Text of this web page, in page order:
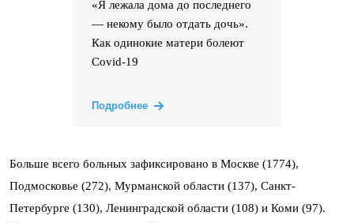
«Я лежала дома до последнего
— некому было отдать дочь».
Как одинокие матери болеют
Covid-19
Подробнее
Больше всего больных зафиксировано в Москве (1774),
Подмосковье (272), Мурманской области (137), Санкт-
Петербурге (130), Ленинградской области (108) и Коми (97).